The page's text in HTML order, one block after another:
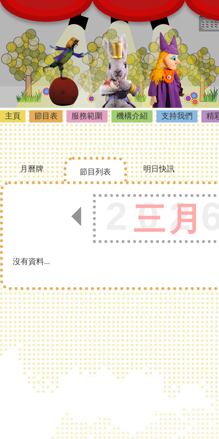
主頁 節目表 服務範圍 機構介紹 支持我們 精
月曆牌 節目列表 明日快訊
三月
沒有資料...